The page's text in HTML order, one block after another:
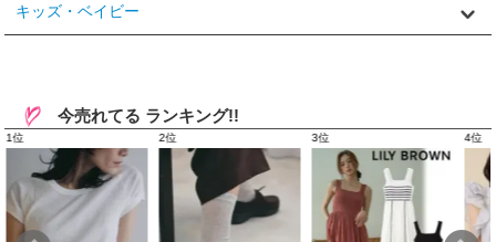
キッズ・ベイビー
今売れてる ランキング!!